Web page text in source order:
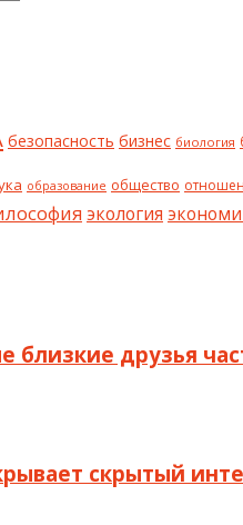
безопасность бизнес биология
образование общество
экология
близкие друзья
скрытый